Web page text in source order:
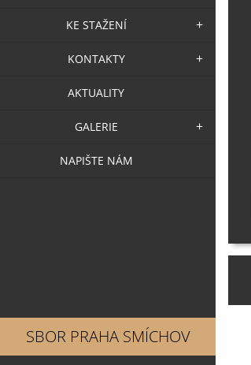
KE STAŽENÍ
KONTAKTY
AKTUALITY
GALERIE
NAPIŠTE NÁM
SBOR PRAHA SMÍCHOV